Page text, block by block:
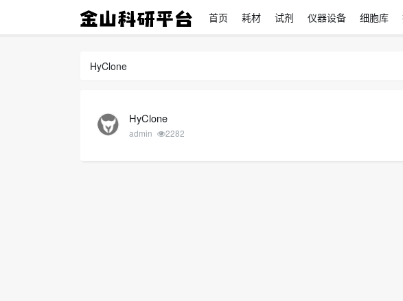
首页 耗材 试剂 仪器设备 细胞库
HyClone
HyClone
admin 2282